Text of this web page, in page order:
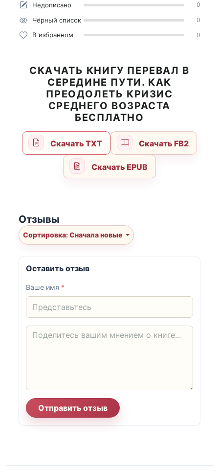
Недописано 0
Чёрный список 0
В избранном 0
СКАЧАТЬ КНИГУ ПЕРЕВАЛ В
СЕРЕДИНЕ ПУТИ. КАК
ПРЕОДОЛЕТЬ КРИЗИС
СРЕДНЕГО ВОЗРАСТА
БЕСПЛАТНО
Скачать TXT Скачать FB2
Скачать EPUB
Отзывы
Сортировка: Сначала новые
Оставить отзыв
Ваше имя *
Отправить отзыв